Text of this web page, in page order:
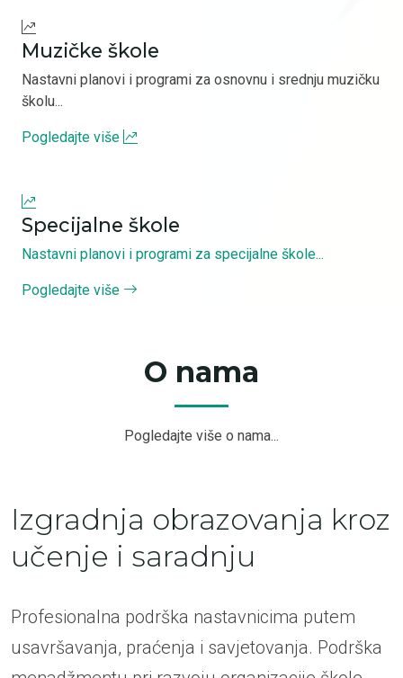
Muzičke škole
Nastavni planovi i programi za osnovnu i srednju muzičku
školu...
Pogledajte više
Specijalne škole
Nastavni planovi i programi za specijalne škole...
Pogledajte više
O nama
Pogledajte više o nama...
Izgradnja obrazovanja kroz
učenje i saradnju
Profesionalna podrška nastavnicima putem
usavršavanja, praćenja i savjetovanja. Podrška